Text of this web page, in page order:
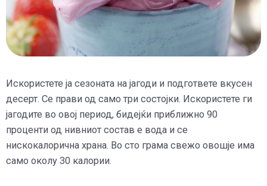
Искористете ја сезоната на јагоди и подгответе вкусен
десерт. Се прави од само три состојки. Искористете ги
јагодите во овој период, бидејќи приближно 90
проценти од нивниот состав е вода и се
нискокалорична храна. Во сто грама свежо овошје има
само околу 30 калории.